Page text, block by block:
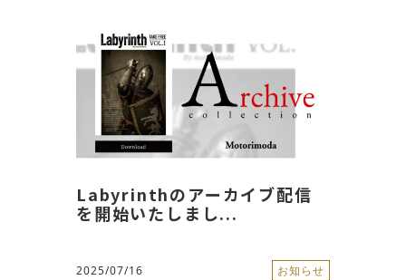
Labyrinthのアーカイブ配信
を開始いたしまし...
2025/07/16 お知らせ